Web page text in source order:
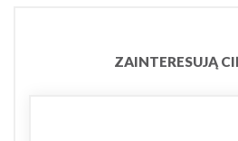
ZAINTERESUJĄ